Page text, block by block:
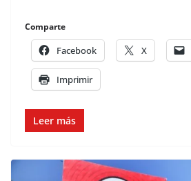
Comparte
Facebook X
Imprimir
Leer más